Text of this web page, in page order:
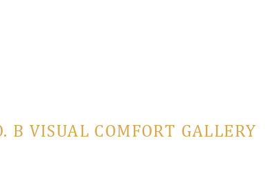
В VISUAL COMFORT GALLERY